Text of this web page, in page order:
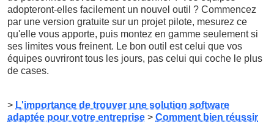
adopteront-elles facilement un nouvel outil ? Commencez
par une version gratuite sur un projet pilote, mesurez ce
qu'elle vous apporte, puis montez en gamme seulement si
ses limites vous freinent. Le bon outil est celui que vos
équipes ouvriront tous les jours, pas celui qui coche le plus
de cases.
> L'importance de trouver une solution software
adaptée pour votre entreprise > Comment bien réussir